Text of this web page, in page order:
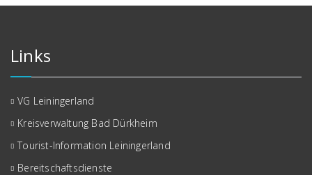
Links
VG Leiningerland
Kreisverwaltung Bad Dürkheim
Tourist-Information Leiningerland
Bereitschaftsdienste